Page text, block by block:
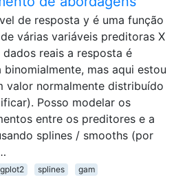
de resposta y é uma função
várias variáveis ​​preditoras X
dados reais a resposta é
mas aqui estou
valor normalmente distribuído
Posso modelar os
entre os preditores e a
splines / smooths (por
splines gam